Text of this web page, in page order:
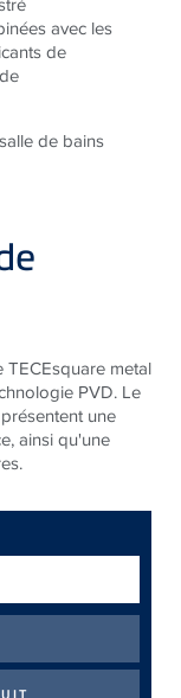
avec les
de
de bains
metal
PVD. Le
une
ainsi qu'une